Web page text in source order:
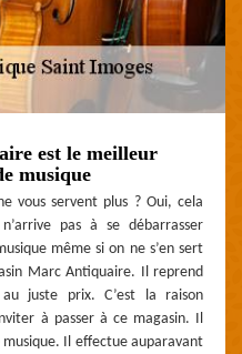
est le meilleur
musique
vous servent plus ? Oui, cela
pas à se débarrasser
même si on ne s’en sert
Marc Antiquaire. Il reprend
juste prix. C’est la raison
à passer à ce magasin. Il
Il effectue auparavant